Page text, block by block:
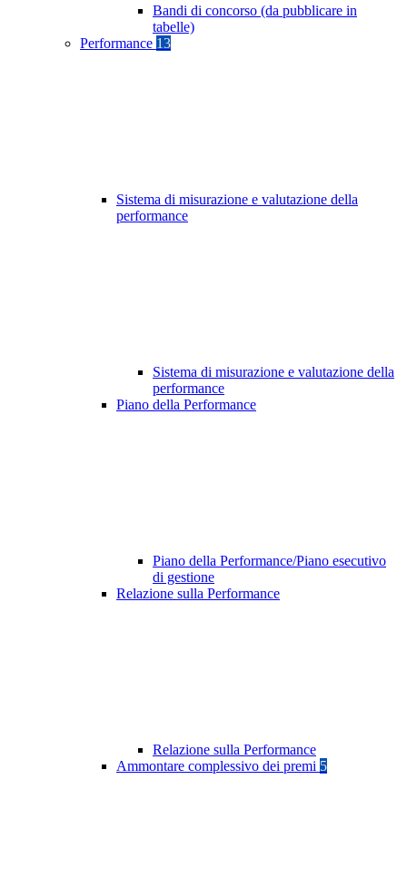
Bandi di concorso (da pubblicare in
tabelle)
Performance 13
Sistema di misurazione e valutazione della
performance
Sistema di misurazione e valutazione della
performance
Piano della Performance
Piano della Performance/Piano esecutivo
di gestione
Relazione sulla Performance
Relazione sulla Performance
Ammontare complessivo dei premi 5